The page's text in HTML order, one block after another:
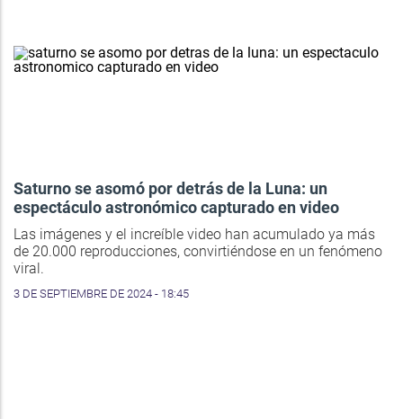
Saturno se asomó por detrás de la Luna: un
espectáculo astronómico capturado en video
Las imágenes y el increíble video han acumulado ya más
de 20.000 reproducciones, convirtiéndose en un fenómeno
viral.
3 DE SEPTIEMBRE DE 2024 - 18:45